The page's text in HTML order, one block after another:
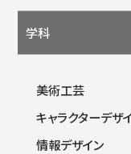
学科
美術工芸
キャラクターデザ
情報デザイン